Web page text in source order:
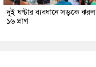
দুই ঘণ্টার ব্যবধানে সড়কে ঝরল
১৬ প্রাণ